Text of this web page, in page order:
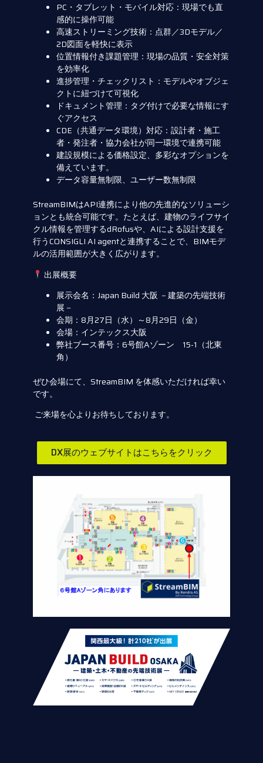
PC・タブレット・モバイル対応：現場でも直
感的に操作可能
高速ストリーミング技術：点群／3Dモデル／
2D図面を軽快に表示
位置情報付き課題管理：現場の品質・安全対策
を効率化
進捗管理・チェックリスト：モデルやオブジェ
クトに紐づけて可視化
ドキュメント管理：タグ付けで必要な情報にす
ぐアクセス
CDE（共通データ環境）対応：設計者・施工
者・発注者・協力会社が同一環境で連携可能
建設規模による価格設定、多彩なオプションを
備えています。
データ容量無制限、ユーザー数無制限
StreamBIMはAPI連携により他の先進的なソリューシ
ョンとも統合可能です。たとえば、建物のライフサイ
クル情報を管理するdRofusや、AIによる設計支援を
行うCONSIGLI AI agentと連携することで、BIMモデ
ルの活用範囲が大きく広がります。
出展概要
展示会名：Japan Build 大阪 －建築の先端技術
展－
会期：8月27日（水）～8月29日（金）
会場：インテックス大阪
弊社ブース番号：6号館Aゾーン 15-1（北東
角）
ぜひ会場にて、StreamBIM を体感いただければ幸い
です。
ご来場を心よりお待ちしております。
DX展のウェブサイトはこちらをクリック